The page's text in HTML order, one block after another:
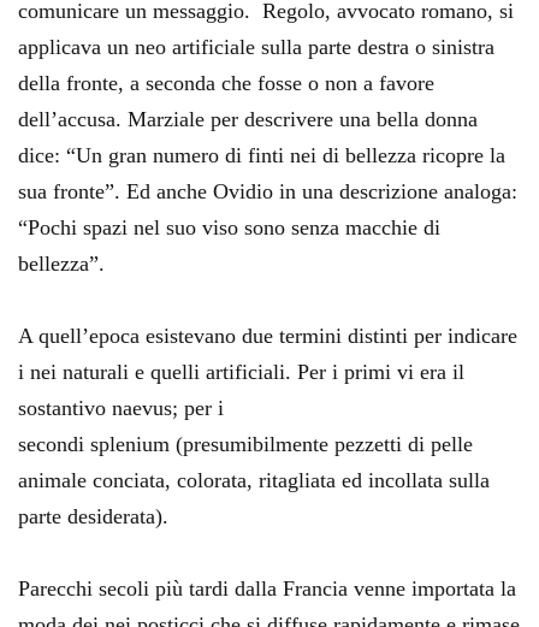
comunicare un messaggio. Regolo, avvocato romano, si
applicava un neo artificiale sulla parte destra o sinistra
della fronte, a seconda che fosse o non a favore
dell’accusa. Marziale per descrivere una bella donna
dice: “Un gran numero di finti nei di bellezza ricopre la
sua fronte”. Ed anche Ovidio in una descrizione analoga:
“Pochi spazi nel suo viso sono senza macchie di
bellezza”.
A quell’epoca esistevano due termini distinti per indicare
i nei naturali e quelli artificiali. Per i primi vi era il
sostantivo naevus; per i
secondi splenium (presumibilmente pezzetti di pelle
animale conciata, colorata, ritagliata ed incollata sulla
parte desiderata).
Parecchi secoli più tardi dalla Francia venne importata la